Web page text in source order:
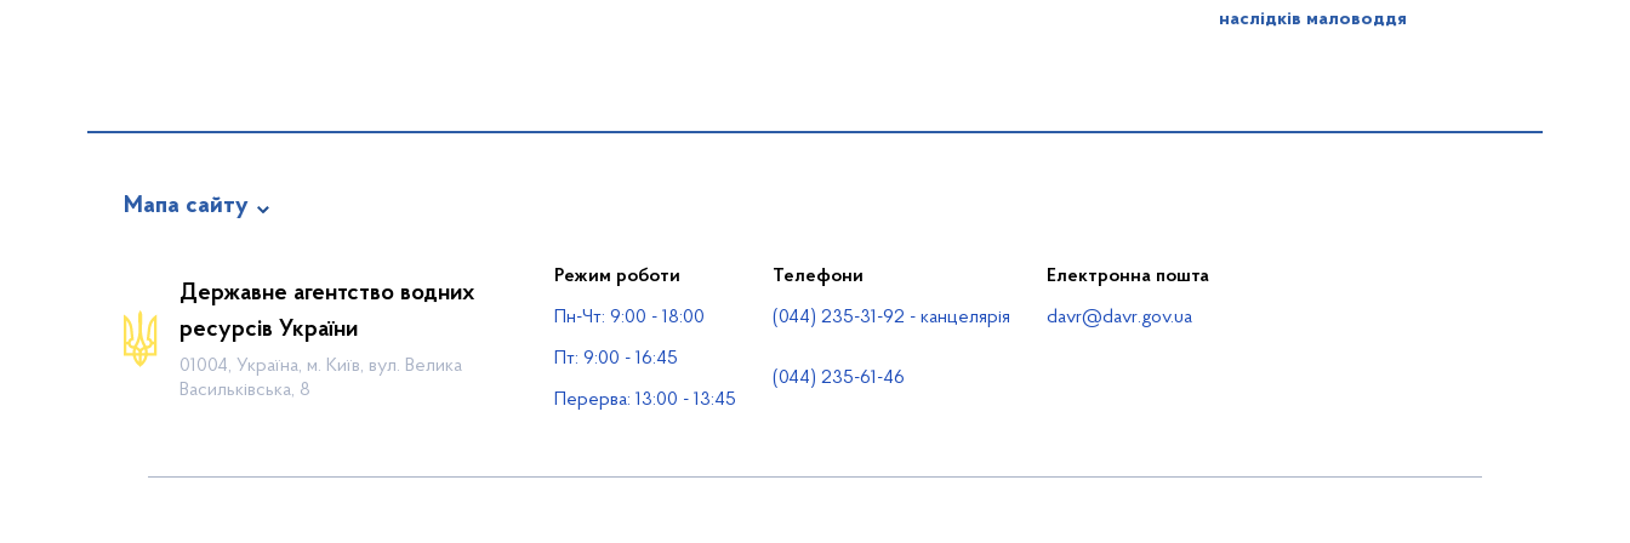
наслідків маловоддя
Мапа сайту
Діяльність
Громадянам
Прес-центр
Водогосподарські організації
Державне агентство водних
ресурсів України
01004, Україна, м. Київ, вул. Велика
Васильківська, 8
Режим роботи
Пн-Чт: 9:00 - 18:00
Пт: 9:00 - 16:45
Перерва: 13:00 - 13:45
Телефони
(044) 235-31-92 - канцелярія
(044) 235-61-46
Електронна пошта
davr@davr.gov.ua